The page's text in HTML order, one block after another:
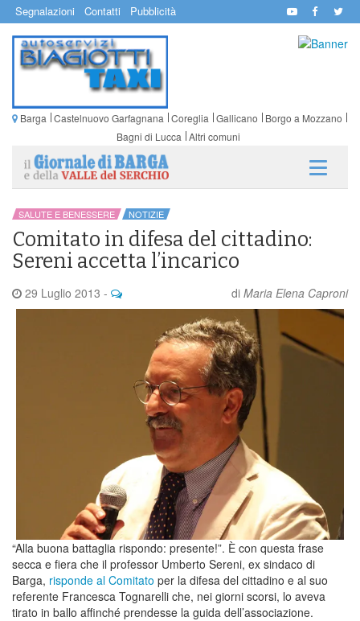
Segnalazioni Contatti Pubblicità
Barga Castelnuovo Garfagnana Coreglia Gallicano
Borgo a Mozzano
Bagni di Lucca Altri comuni
SALUTE E BENESSERE NOTIZIE
Comitato in difesa del cittadino:
Sereni accetta l’incarico
29 Luglio 2013 - di Maria Elena Caproni
“Alla buona battaglia rispondo: presente!”. È con questa frase
secca e fiera che il professor Umberto Sereni, ex sindaco di
Barga, risponde al Comitato per la difesa del cittadino e al suo
referente Francesca Tognarelli che, nei giorni scorsi, lo aveva
tirato in ballo affinché prendesse la guida dell’associazione.